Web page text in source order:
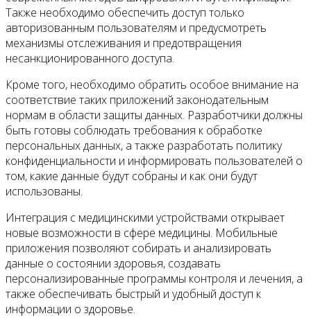
Также необходимо обеспечить доступ только
авторизованным пользователям и предусмотреть
механизмы отслеживания и предотвращения
несанкционированного доступа.
Кроме того, необходимо обратить особое внимание на
соответствие таких приложений законодательным
нормам в области защиты данных. Разработчики должны
быть готовы соблюдать требования к обработке
персональных данных, а также разработать политику
конфиденциальности и информировать пользователей о
том, какие данные будут собраны и как они будут
использованы.
Интеграция с медицинскими устройствами открывает
новые возможности в сфере медицины. Мобильные
приложения позволяют собирать и анализировать
данные о состоянии здоровья, создавать
персонализированные программы контроля и лечения, а
также обеспечивать быстрый и удобный доступ к
информации о здоровье.